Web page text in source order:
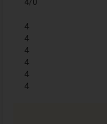
4
4
4
4
4
4